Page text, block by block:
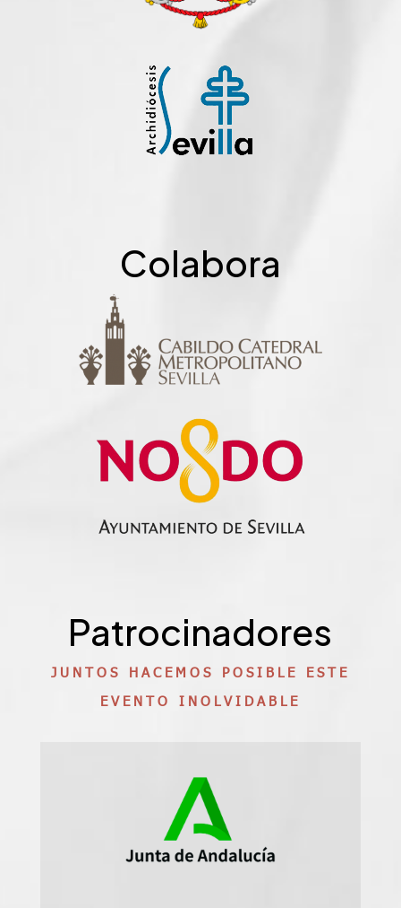
Colabora
Patrocinadores
JUNTOS HACEMOS POSIBLE ESTE
EVENTO INOLVIDABLE